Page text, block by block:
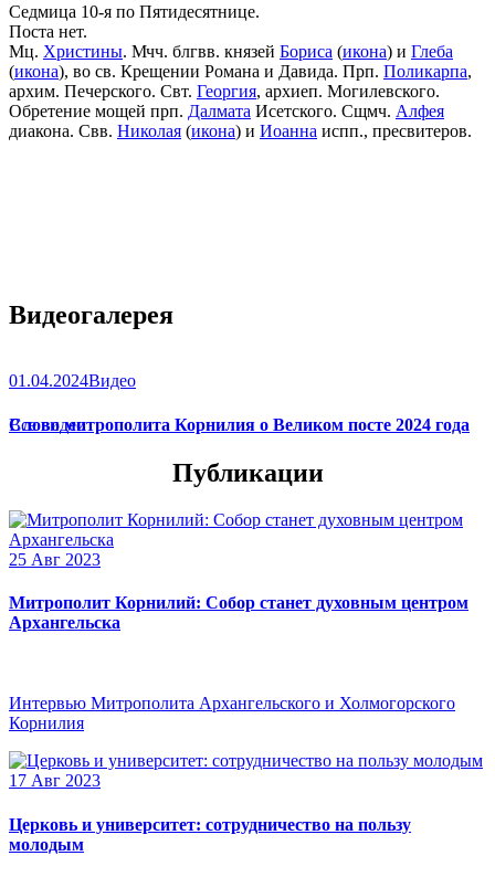
Седмица 10-я по Пятидесятнице.
Поста нет.
Мц. Христины. Мчч. блгвв. князей Бориса (икона) и Глеба
(икона), во св. Крещении Романа и Давида. Прп. Поликарпа,
архим. Печерского. Свт. Георгия, архиеп. Могилевского.
Обретение мощей прп. Далмата Исетского. Сщмч. Алфея
диакона. Свв. Николая (икона) и Иоанна испп., пресвитеров.
Видеогалерея
01.04.2024Видео
Слово митрополита Корнилия о Великом посте 2024 года
Все видео
Публикации
25 Авг 2023
Митрополит Корнилий: Собор станет духовным центром
Архангельска
Интервью Митрополита Архангельского и Холмогорского
Корнилия
17 Авг 2023
Церковь и университет: сотрудничество на пользу
молодым